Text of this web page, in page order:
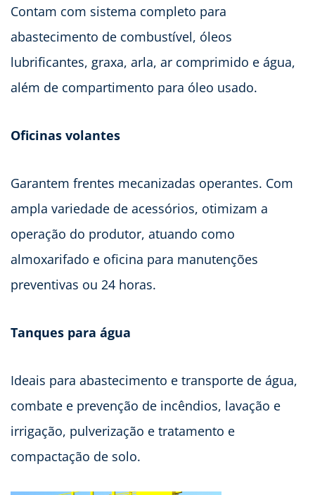
Contam com sistema completo para
abastecimento de combustível, óleos
lubrificantes, graxa, arla, ar comprimido e água,
além de compartimento para óleo usado.
Oficinas volantes
Garantem frentes mecanizadas operantes. Com
ampla variedade de acessórios, otimizam a
operação do produtor, atuando como
almoxarifado e oficina para manutenções
preventivas ou 24 horas.
Tanques para água
Ideais para abastecimento e transporte de água,
combate e prevenção de incêndios, lavação e
irrigação, pulverização e tratamento e
compactação de solo.